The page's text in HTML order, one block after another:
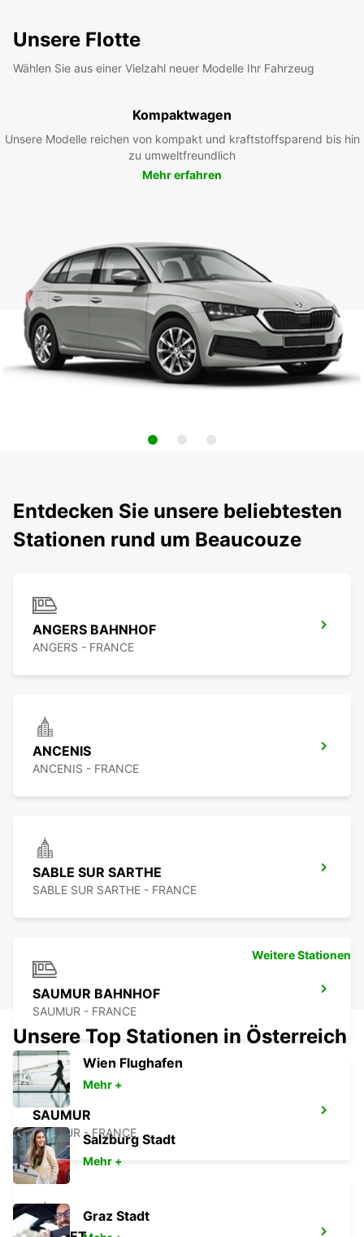
Unsere Flotte
Wählen Sie aus einer Vielzahl neuer Modelle Ihr Fahrzeug
Kompaktwagen
Unsere Modelle reichen von kompakt und kraftstoffsparend bis hin
zu umweltfreundlich
Mehr erfahren
Entdecken Sie unsere beliebtesten
Stationen rund um Beaucouze
ANGERS BAHNHOF
ANGERS - FRANCE
ANCENIS
ANCENIS - FRANCE
SABLE SUR SARTHE
SABLE SUR SARTHE - FRANCE
SAUMUR BAHNHOF
SAUMUR - FRANCE
SAUMUR
SAUMUR - FRANCE
Weitere Stationen
Unsere Top Stationen in Österreich
Wien Flughafen
Mehr +
Salzburg Stadt
Mehr +
Graz Stadt